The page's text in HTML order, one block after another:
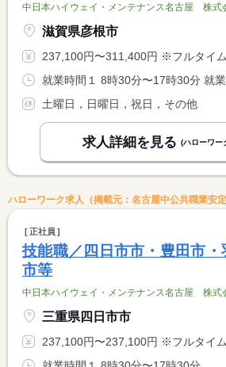
中日本ハイウェイ・メンテナンス名古屋 株式
滋賀県彦根市
237,100円〜311,400円 ※フルタイム求人の場合は月額（換算額）、パート求人
土曜日，日曜日，祝日，その他
求人詳細を見る (ハローワー
ハローワーク求人（掲載元：名古屋中公共職業安定
正社員
技能職／四日市市・豊田市・
市等
中日本ハイウェイ・メンテナンス名古屋 株式
三重県四日市市
237,100円〜237,100円 ※フルタイム求人の場合は月額（換算額）、パート求人